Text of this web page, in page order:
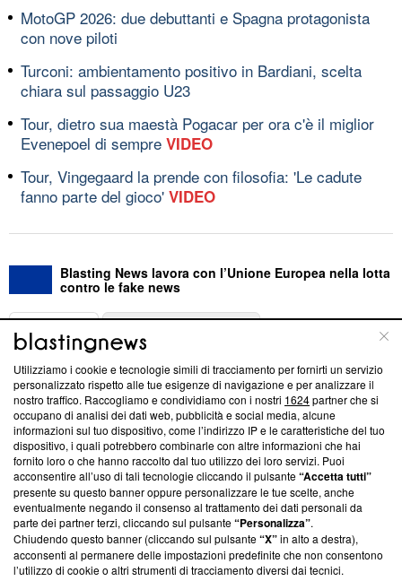
MotoGP 2026: due debuttanti e Spagna protagonista
con nove piloti
Turconi: ambientamento positivo in Bardiani, scelta
chiara sul passaggio U23
Tour, dietro sua maestà Pogacar per ora c'è il miglior
Evenepoel di sempre VIDEO
Tour, Vingegaard la prende con filosofia: 'Le cadute
fanno parte del gioco' VIDEO
Blasting News lavora con l’Unione Europea nella lotta
contro le fake news
ABOUT
Questa sezione offre informazioni trasparenti su Blasting
News, sui nostri processi editoriali e su come ci impegniamo a
creare news di qualità. Inoltre, afferma la nostra aderenza a
‘Trust Project - News with Integrity’Blasting News non è
ancora membro del programma, ma ha richiesto di farne
parte; Trust Project non ha ancora effettuato una verifica di
conformità agli standard.
Su di noi
Team editoriale
Utilizziamo i cookie e tecnologie simili di tracciamento per fornirti un servizio
personalizzato rispetto alle tue esigenze di navigazione e per analizzare il
nostro traffico. Raccogliamo e condividiamo con i nostri 1624partner che si
occupano di analisi dei dati web, pubblicità e social media, alcune
informazioni sul tuo dispositivo, come l’indirizzo IP e le caratteristiche del tuo
dispositivo, i quali potrebbero combinarle con altre informazioni che hai
fornito loro o che hanno raccolto dal tuo utilizzo dei loro servizi. Puoi
acconsentire all’uso di tali tecnologie cliccando il pulsante“Accetta tutti”
presente su questo banner oppure personalizzare le tue scelte, anche
eventualmente negando il consenso al trattamento dei dati personali da
parte dei partner terzi, cliccando sul pulsante“Personalizza”.
Chiudendo questo banner (cliccando sul pulsante“X”in alto a destra),
acconsenti al permanere delle impostazioni predefinite che non consentono
l’utilizzo di cookie o altri strumenti di tracciamento diversi dai tecnici.